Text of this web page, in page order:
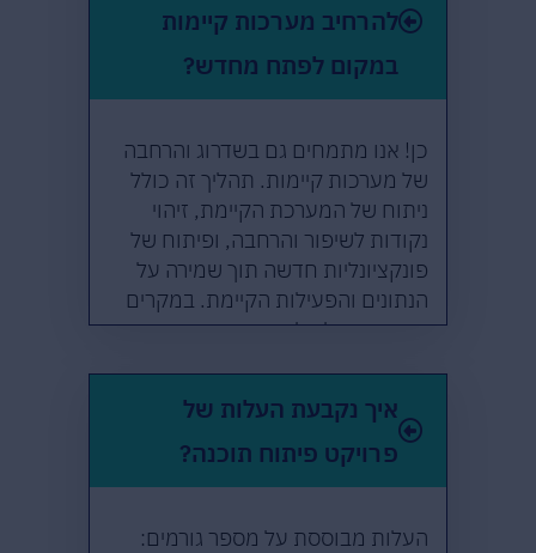
להרחיב מערכות קיימות
במקום לפתח מחדש?
כן! אנו מתמחים גם בשדרוג והרחבה
של מערכות קיימות. תהליך זה כולל
ניתוח של המערכת הקיימת, זיהוי
נקודות לשיפור והרחבה, ופיתוח של
פונקציונליות חדשה תוך שמירה על
הנתונים והפעילות הקיימת. במקרים
רבים, זו יכולה להיות גישה חסכונית
איך נקבעת העלות של
פרויקט פיתוח תוכנה?
העלות מבוססת על מספר גורמים: